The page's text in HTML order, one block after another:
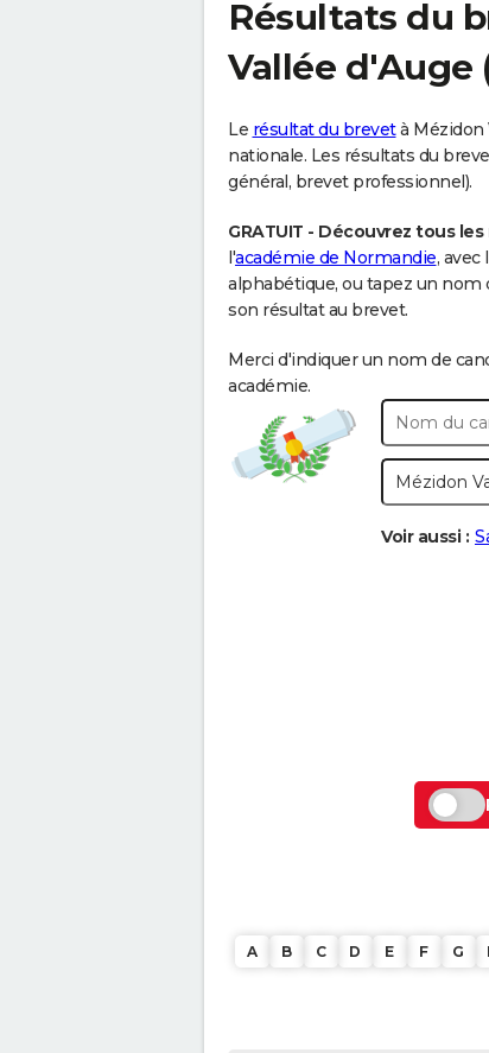
Résultats du
Vallée d'Auge
Le résultat du brevetà Mézidon
nationale. Les résultats du
général, brevet professionnel).
GRATUIT - Découvrez tous
l'académie de Normandie,
alphabétique, ou tapez un
son résultat au brevet.
Merci d'indiquer un nom de
académie.
Voir aussi :
A B C D E F G